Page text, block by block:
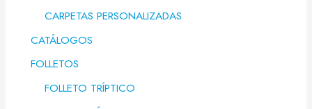
CARPETAS PERSONALIZADAS
CATÁLOGOS
FOLLETOS
FOLLETO TRÍPTICO